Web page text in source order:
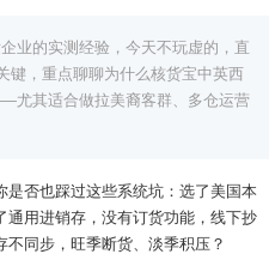
业的实测经验，今天不玩虚的，直
键，重点聊聊为什么核货宝中英西
尤其适合做拉美裔客群、多仓运营
否也踩过这些系统坑：选了美国本
用进销存，没有订货功能，线下抄
同步，旺季断货、淡季积压？